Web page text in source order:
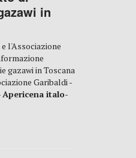
in
l'Associazione
gazawi in Toscana
Garibaldi -
Apericena italo-